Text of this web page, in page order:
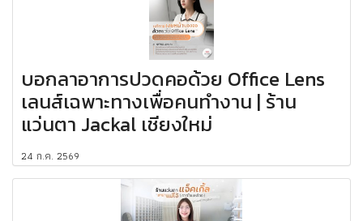
บอกลาอาการปวดคอด้วย Office Lens
เลนส์เฉพาะทางเพื่อคนทำงาน | ร้าน
แว่นตา Jackal เชียงใหม่
24 ก.ค. 2569